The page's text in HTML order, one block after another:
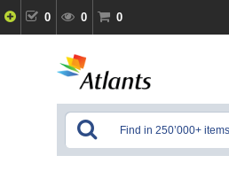
0 0 0